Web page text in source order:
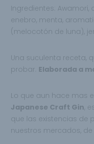
Ingredientes:
enebro, menta,
(melocotón de luna),
Una suculenta receta,
probar. Elaborada a
Lo que aun hace mas
Japanese Craft Gin,
que las existencias
nuestros mercados,